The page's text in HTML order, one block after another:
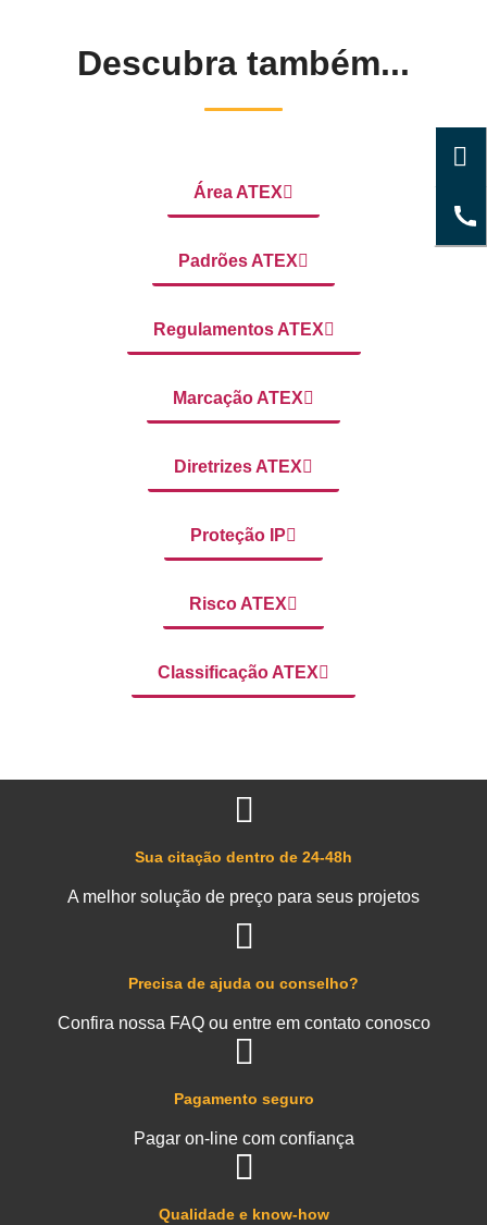
Descubra também...
Área ATEX
Padrões ATEX
Regulamentos ATEX
Marcação ATEX
Diretrizes ATEX
Proteção IP
Risco ATEX
Classificação ATEX
Qualidade e know-how
Pagamento seguro
Pagar on-line com confiança
Precisa de ajuda ou conselho?
Confira nossa FAQ ou entre em contato conosco
Sua citação dentro de 24-48h
A melhor solução de preço para seus projetos